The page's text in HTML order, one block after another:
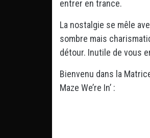
entrer en trance.
La nostalgie se mêle
sombre mais
détour. Inutile de vous
Bienvenu dans la
Maze We’re In’ :